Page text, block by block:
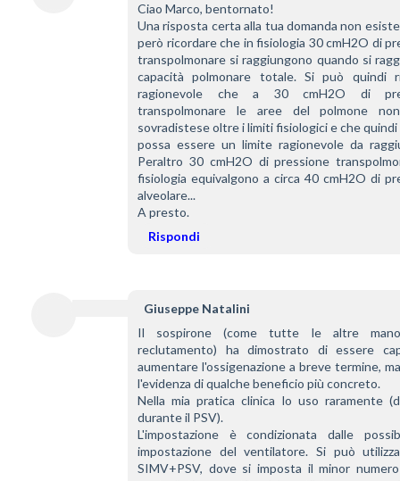
Ciao Marco, bentornato!
Una risposta certa alla tua domanda non
però ricordare che in fisiologia 30 cmH2O di
transpolmonare si raggiungono quando si
capacità polmonare totale. Si può quindi
ragionevole che a 30 cmH2O di
transpolmonare le aree del polmone
sovradistese oltre i limiti fisiologici e che
possa essere un limite ragionevole da
Peraltro 30 cmH2O di pressione
fisiologia equivalgono a circa 40 cmH2O di
alveolare...
A presto.
Rispondi
Giuseppe Natalini
Il sospirone (come tutte le altre
reclutamento) ha dimostrato di essere
aumentare l'ossigenazione a breve termine,
l'evidenza di qualche beneficio più concreto.
Nella mia pratica clinica lo uso raramente
durante il PSV).
L'impostazione è condizionata dalle
impostazione del ventilatore. Si può
SIMV+PSV, dove si imposta il minor